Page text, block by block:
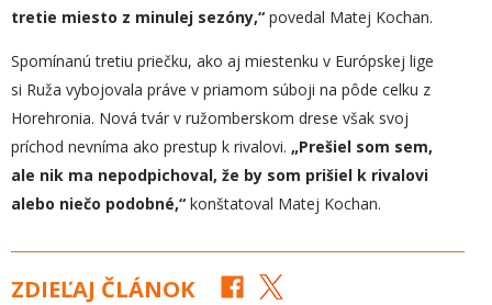
tretie miesto z minulej sezóny,“ povedal Matej Kochan.
Spomínanú tretiu priečku, ako aj miestenku v Európskej lige
si Ruža vybojovala práve v priamom súboji na pôde celku z
Horehronia. Nová tvár v ružomberskom drese však svoj
príchod nevníma ako prestup k rivalovi. „Prešiel som sem,
ale nik ma nepodpichoval, že by som prišiel k rivalovi
alebo niečo podobné,“ konštatoval Matej Kochan.
ZDIEĽAJ ČLÁNOK